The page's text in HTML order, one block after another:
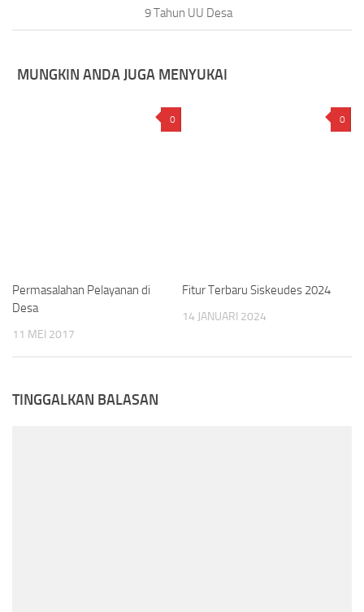
9 Tahun UU Desa
MUNGKIN ANDA JUGA MENYUKAI
0
Permasalahan Pelayanan di
Desa
11 MEI 2017
0
Fitur Terbaru Siskeudes 2024
14 JANUARI 2024
TINGGALKAN BALASAN